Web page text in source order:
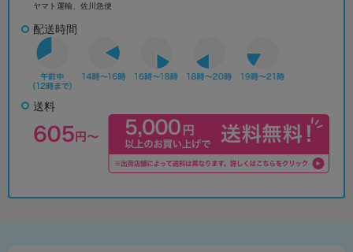
ヤマト運輸、佐川急便
配送時間
送料